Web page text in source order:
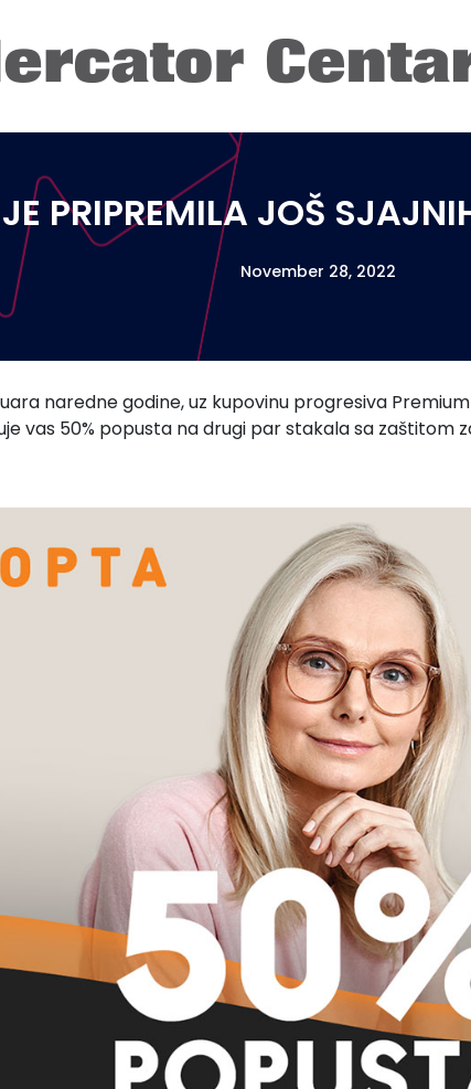
PRIPREMILA JOŠ
November 28, 2022
naredne godine, uz kupovinu progresiva
vas 50% popusta na drugi par stakala sa zaštitom